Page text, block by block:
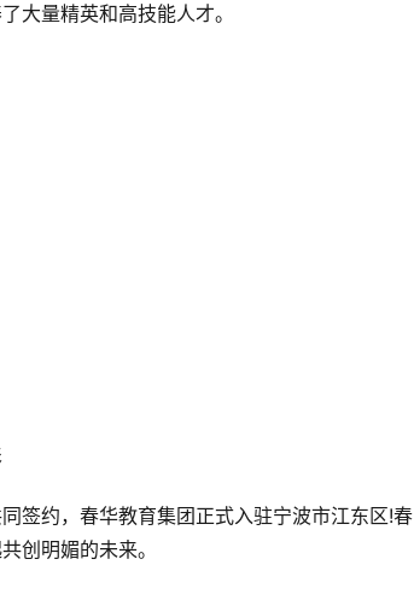
大量精英和高技能人才。
签约，春华教育集团正式入驻宁波市江东区!春
创明媚的未来。